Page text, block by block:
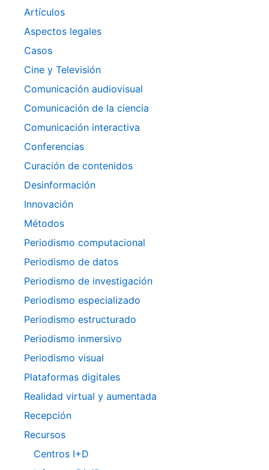
Artículos
Aspectos legales
Casos
Cine y Televisión
Comunicación audiovisual
Comunicación de la ciencia
Comunicación interactiva
Conferencias
Curación de contenidos
Desinformación
Innovación
Métodos
Periodismo computacional
Periodismo de datos
Periodismo de investigación
Periodismo especializado
Periodismo estructurado
Periodismo inmersivo
Periodismo visual
Plataformas digitales
Realidad virtual y aumentada
Recepción
Recursos
Centros I+D